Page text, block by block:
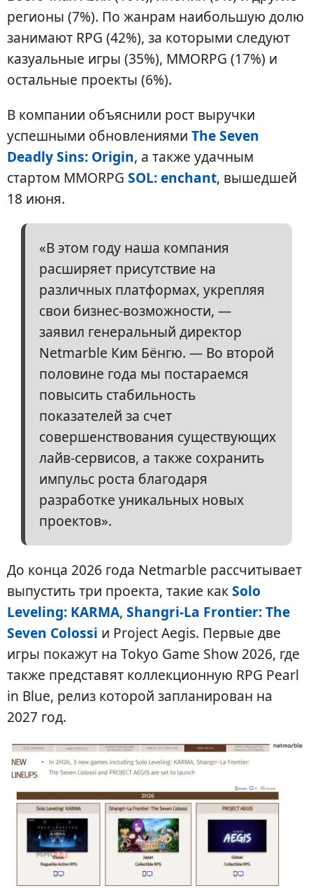
регионы (7%). По жанрам наибольшую долю
занимают RPG (42%), за которыми следуют
казуальные игры (35%), MMORPG (17%) и
остальные проекты (6%).
В компании объяснили рост выручки
успешными обновлениями The Seven
Deadly Sins: Origin, а также удачным
стартом MMORPG SOL: enchant, вышедшей
18 июня.
«В этом году наша компания
расширяет присутствие на
различных платформах, укрепляя
свои бизнес-возможности, —
заявил генеральный директор
Netmarble Ким Бёнгю. — Во второй
половине года мы постараемся
повысить стабильность
показателей за счет
совершенствования существующих
лайв-сервисов, а также сохранить
импульс роста благодаря
разработке уникальных новых
проектов».
До конца 2026 года Netmarble рассчитывает
выпустить три проекта, такие какSolo
Leveling: KARMA, Shangri-La Frontier: The
Seven Colossi и Project Aegis. Первые две
игры покажут на Tokyo Game Show 2026, где
также представят коллекционную RPG Pearl
in Blue, релиз которой запланирован на
2027 год.